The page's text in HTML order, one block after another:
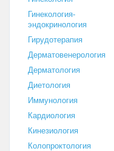
Гинекология-
эндокринология
Гирудотерапия
Дерматовенерология
Дерматология
Диетология
Иммунология
Кардиология
Кинезиология
Колопроктология